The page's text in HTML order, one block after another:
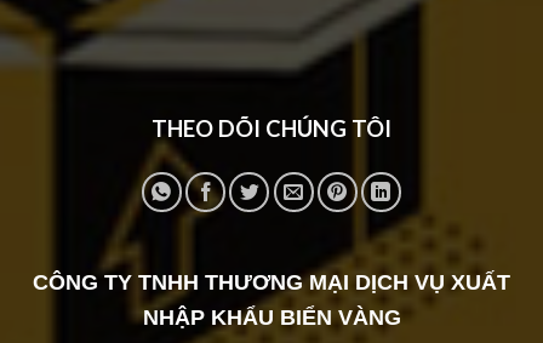
THEO DÕI CHÚNG TÔI
CÔNG TY TNHH THƯƠNG MẠI DỊCH VỤ XUẤT
NHẬP KHẨU BIỂN VÀNG